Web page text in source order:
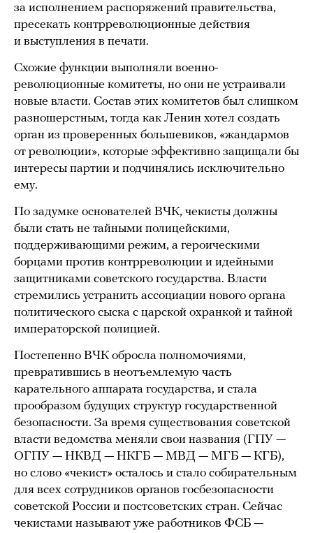
за исполнением распоряжений правительства,
пресекать контрреволюционные действия
и выступления в печати.
Схожие функции выполняли военно-
революционные комитеты, но они не устраивали
новые власти. Состав этих комитетов был слишком
разношерстным, тогда как Ленин хотел создать
орган из проверенных большевиков, «жандармов
от революции», которые эффективно защищали бы
интересы партии и подчинялись исключительно
ему.
По задумке основателей ВЧК, чекисты должны
были стать не тайными полицейскими,
поддерживающими режим, а героическими
борцами против контрреволюции и идейными
защитниками советского государства. Власти
стремились устранить ассоциации нового органа
политического сыска с царской охранкой и тайной
императорской полицией.
Постепенно ВЧК обросла полномочиями,
превратившись в неотъемлемую часть
карательного аппарата государства, и стала
прообразом будущих структур государственной
безопасности. За время существования советской
власти ведомства меняли свои названия (ГПУ —
ОГПУ — НКВД — НКГБ — МВД — МГБ — КГБ),
но слово «чекист» осталось и стало собирательным
для всех сотрудников органов госбезопасности
советской России и постсоветских стран. Сейчас
чекистами называют уже работников ФСБ —